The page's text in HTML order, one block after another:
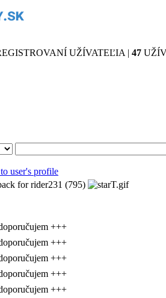
UŽÍVATEĽIA | 47
user's profile
for rider231 (795)
+++
+++
+++
+++
+++